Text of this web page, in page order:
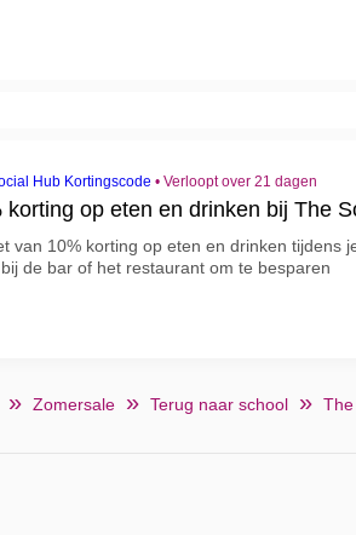
Hub Kortingscode • Verloopt over 21 dagen
korting op eten en drinken bij The
van 10% korting op eten en drinken tijdens
de bar of het restaurant om te besparen
Zomersale Terug naar school